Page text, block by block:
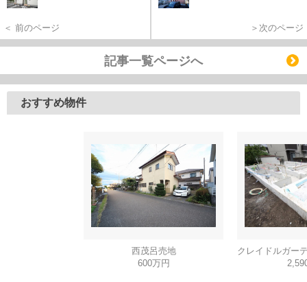
＜ 前のページ ＞次のページ
記事一覧ページへ
おすすめ物件
西茂呂売地
600万円